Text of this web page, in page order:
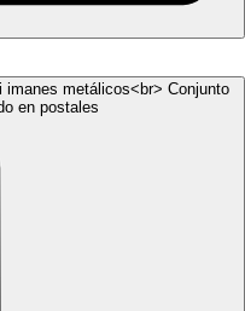
metálicos<br> Conjunto
en postales